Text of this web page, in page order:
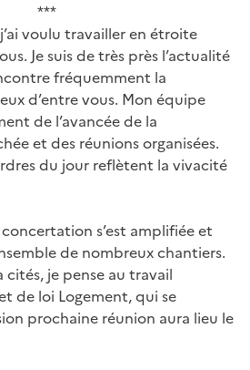
***
voulu travailler en étroite
Je suis de très près l’actualité
fréquemment la
d’entre vous. Mon équipe
de l’avancée de la
et des réunions organisées.
du jour reflètent la vivacité
s’est amplifiée et
de nombreux chantiers.
je pense au travail
de loi Logement, qui se
prochaine réunion aura lieu le